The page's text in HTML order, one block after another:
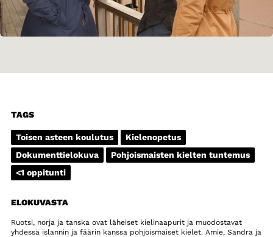
TAGS
Toisen asteen koulutus
Kielenopetus
Dokumenttielokuva
Pohjoismaisten kielten tuntemus
<1 oppitunti
ELOKUVASTA
Ruotsi, norja ja tanska ovat läheiset kielinaapurit ja muodostavat
yhdessä islannin ja fäärin kanssa pohjoismaiset kielet. Amie, Sandra ja